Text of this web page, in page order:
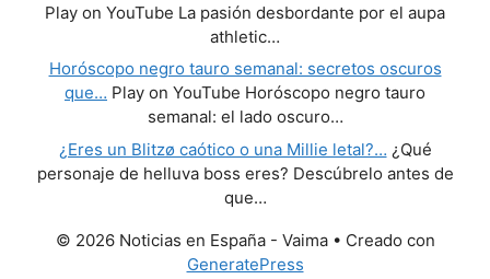
Play on YouTube La pasión desbordante por el aupa
athletic…
Horóscopo negro tauro semanal: secretos oscuros
que… Play on YouTube Horóscopo negro tauro
semanal: el lado oscuro…
¿Eres un Blitzø caótico o una Millie letal?… ¿Qué
personaje de helluva boss eres? Descúbrelo antes de
que…
© 2026 Noticias en España - Vaima• Creado con
GeneratePress